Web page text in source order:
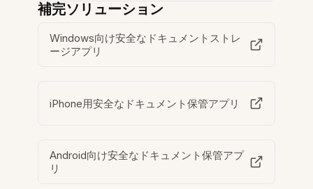
補完ソリューション
Windows向け安全なドキュメントストレ
ージアプリ
iPhone用安全なドキュメント保管アプリ
Android向け安全なドキュメント保管アプ
リ